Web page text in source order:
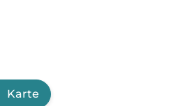
Karte